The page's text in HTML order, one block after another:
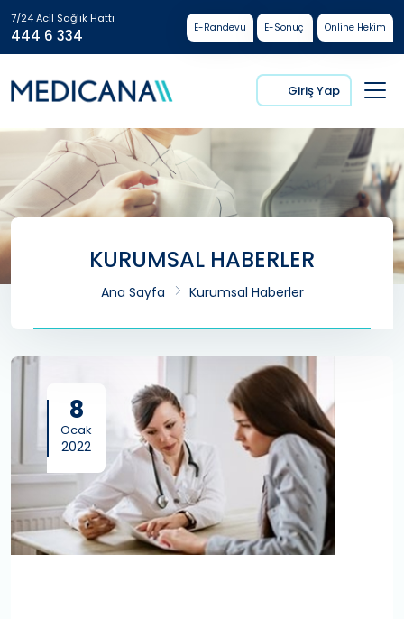
7/24 Acil Sağlık Hattı
444 6 334 E-Randevu E-Sonuç Online Hekim
Giriş Yap
KURUMSAL HABERLER
Ana Sayfa Kurumsal Haberler
8
Ocak
2022